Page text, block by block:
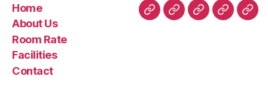
Home
About Us
Room Rate
Facilities
Contact
HomeAboutRoomFacilities